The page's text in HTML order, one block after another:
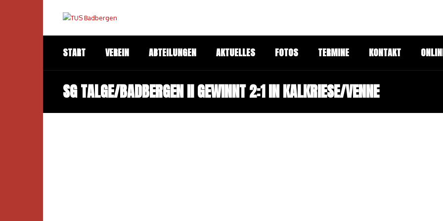
START VEREIN ABTEILUNGEN AKTUELLES FOTOS TERMINE KONTAKT
SG TALGE/BADBERGEN II GEWINNT 2:1 IN KALKRIESE/VENNE